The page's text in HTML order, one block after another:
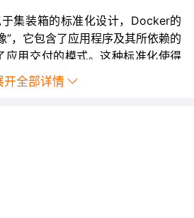
集装箱的标准化设计，Docker的
”，它包含了应用程序及其所依赖的
应用交付的模式。这种标准化使得
加简单和可靠
拉镜像
开全部详情